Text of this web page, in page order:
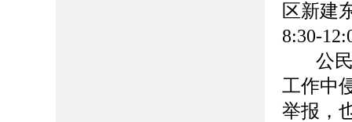
区新建
8:30-
公
工作中
举报，